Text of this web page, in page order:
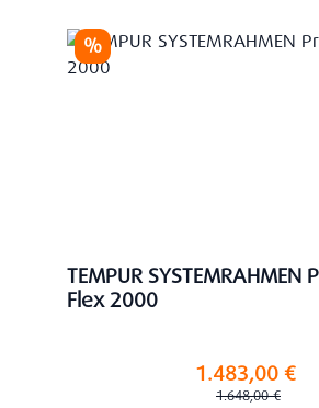
Rabatt
%
TEMPUR SYSTEMRAHMEN
Flex 2000
Verkaufspreis:1.483,00 €
Regulärer Preis:
1.648,00 €